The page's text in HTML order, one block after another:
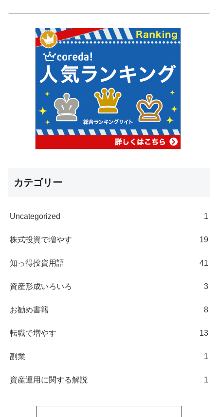
カテゴリー
Uncategorized 1
株式投資で増やす 19
知っ得投資用語 41
資産形成いろいろ 3
お勧め書籍 8
転職で増やす 13
副業 1
資産運用に関する解説 1